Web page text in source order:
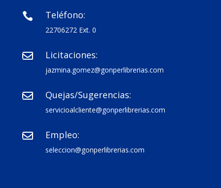
 Teléfono:
22706272 Ext. 0
 Licitaciones:
jazmina.gomez@gonperlibrerias.com
 Quejas/Sugerencias:
servicioalcliente@gonperlibrerias.com
 Empleo:
seleccion@gonperlibrerias.com